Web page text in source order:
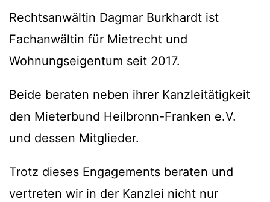
Rechtsanwältin Dagmar Burkhardt ist
Fachanwältin für Mietrecht und
Wohnungseigentum seit 2017.
Beide beraten neben ihrer Kanzleitätigkeit
den Mieterbund Heilbronn-Franken e.V.
und dessen Mitglieder.
Trotz dieses Engagements beraten und
vertreten wir in der Kanzlei nicht nur